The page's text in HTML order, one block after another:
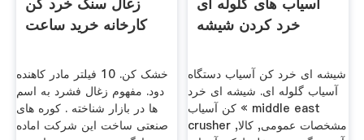
کارخانه خرید ساعت
خشک کن. 10 فیلتر مادر کاهنده
دود. مفهوم زغال فشرد به اسم
ها در بازار شناخته . کوره های
صنعتی ساخت این شرکت اماده
خرد کردن شیشه
شیشه ای خرد کن آسیاب دستگاه
آسیاب گلوله ای. شیشه ای خرد
کن آسیاب « middle east
crusher مشخصات عمومی, کالا,